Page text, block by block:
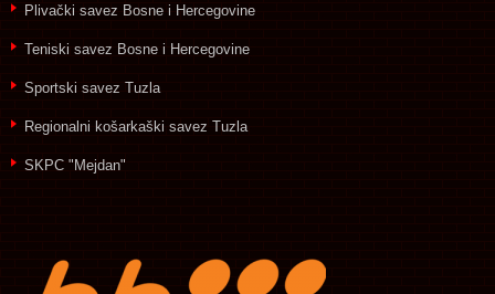
Plivački savez Bosne i Hercegovine
Teniski savez Bosne i Hercegovine
Sportski savez Tuzla
Regionalni košarkaški savez Tuzla
SKPC "Mejdan"